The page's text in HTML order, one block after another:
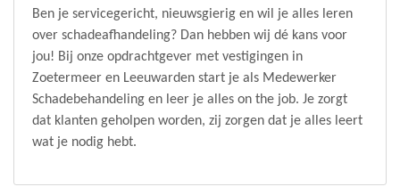
Ben je servicegericht, nieuwsgierig en wil je alles leren
over schadeafhandeling? Dan hebben wij dé kans voor
jou! Bij onze opdrachtgever met vestigingen in
Zoetermeer en Leeuwarden start je als Medewerker
Schadebehandeling en leer je alles on the job. Je zorgt
dat klanten geholpen worden, zij zorgen dat je alles leert
wat je nodig hebt.